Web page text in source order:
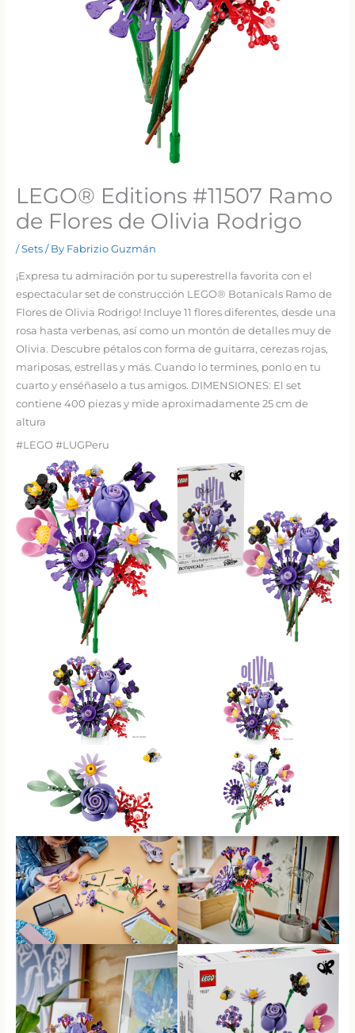
LEGO® Editions #11507 Ramo
de Flores de Olivia Rodrigo
/Sets/ By Fabrizio Guzmán
¡Expresa tu admiración por tu superestrella favorita con el
espectacular set de construcción LEGO® Botanicals Ramo de
Flores de Olivia Rodrigo! Incluye 11 flores diferentes, desde una
rosa hasta verbenas, así como un montón de detalles muy de
Olivia. Descubre pétalos con forma de guitarra, cerezas rojas,
mariposas, estrellas y más. Cuando lo termines, ponlo en tu
cuarto y enséñaselo a tus amigos. DIMENSIONES: El set
contiene 400 piezas y mide aproximadamente 25 cm de
altura
#LEGO #LUGPeru